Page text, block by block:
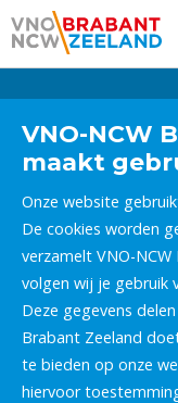
VNO-NCW
maakt
Onze website
De cookies worden
verzamelt VNO-
volgen wij je gebruik
Deze gegevens
Brabant Zeeland
te bieden op onze
hiervoor